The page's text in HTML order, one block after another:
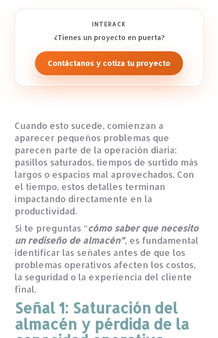
INTERACK
¿Tienes un proyecto en puerta?
Contáctanos y cotiza tu proyecto
Cuando esto sucede, comienzan a
aparecer pequeños problemas que
parecen parte de la operación diaria:
pasillos saturados, tiempos de surtido más
largos o espacios mal aprovechados. Con
el tiempo, estos detalles terminan
impactando directamente en la
productividad.
Si te preguntas “cómo saber que necesito
un rediseño de almacén”, es fundamental
identificar las señales antes de que los
problemas operativos afecten los costos,
la seguridad o la experiencia del cliente
final.
Señal 1: Saturación del
almacén y pérdida de la